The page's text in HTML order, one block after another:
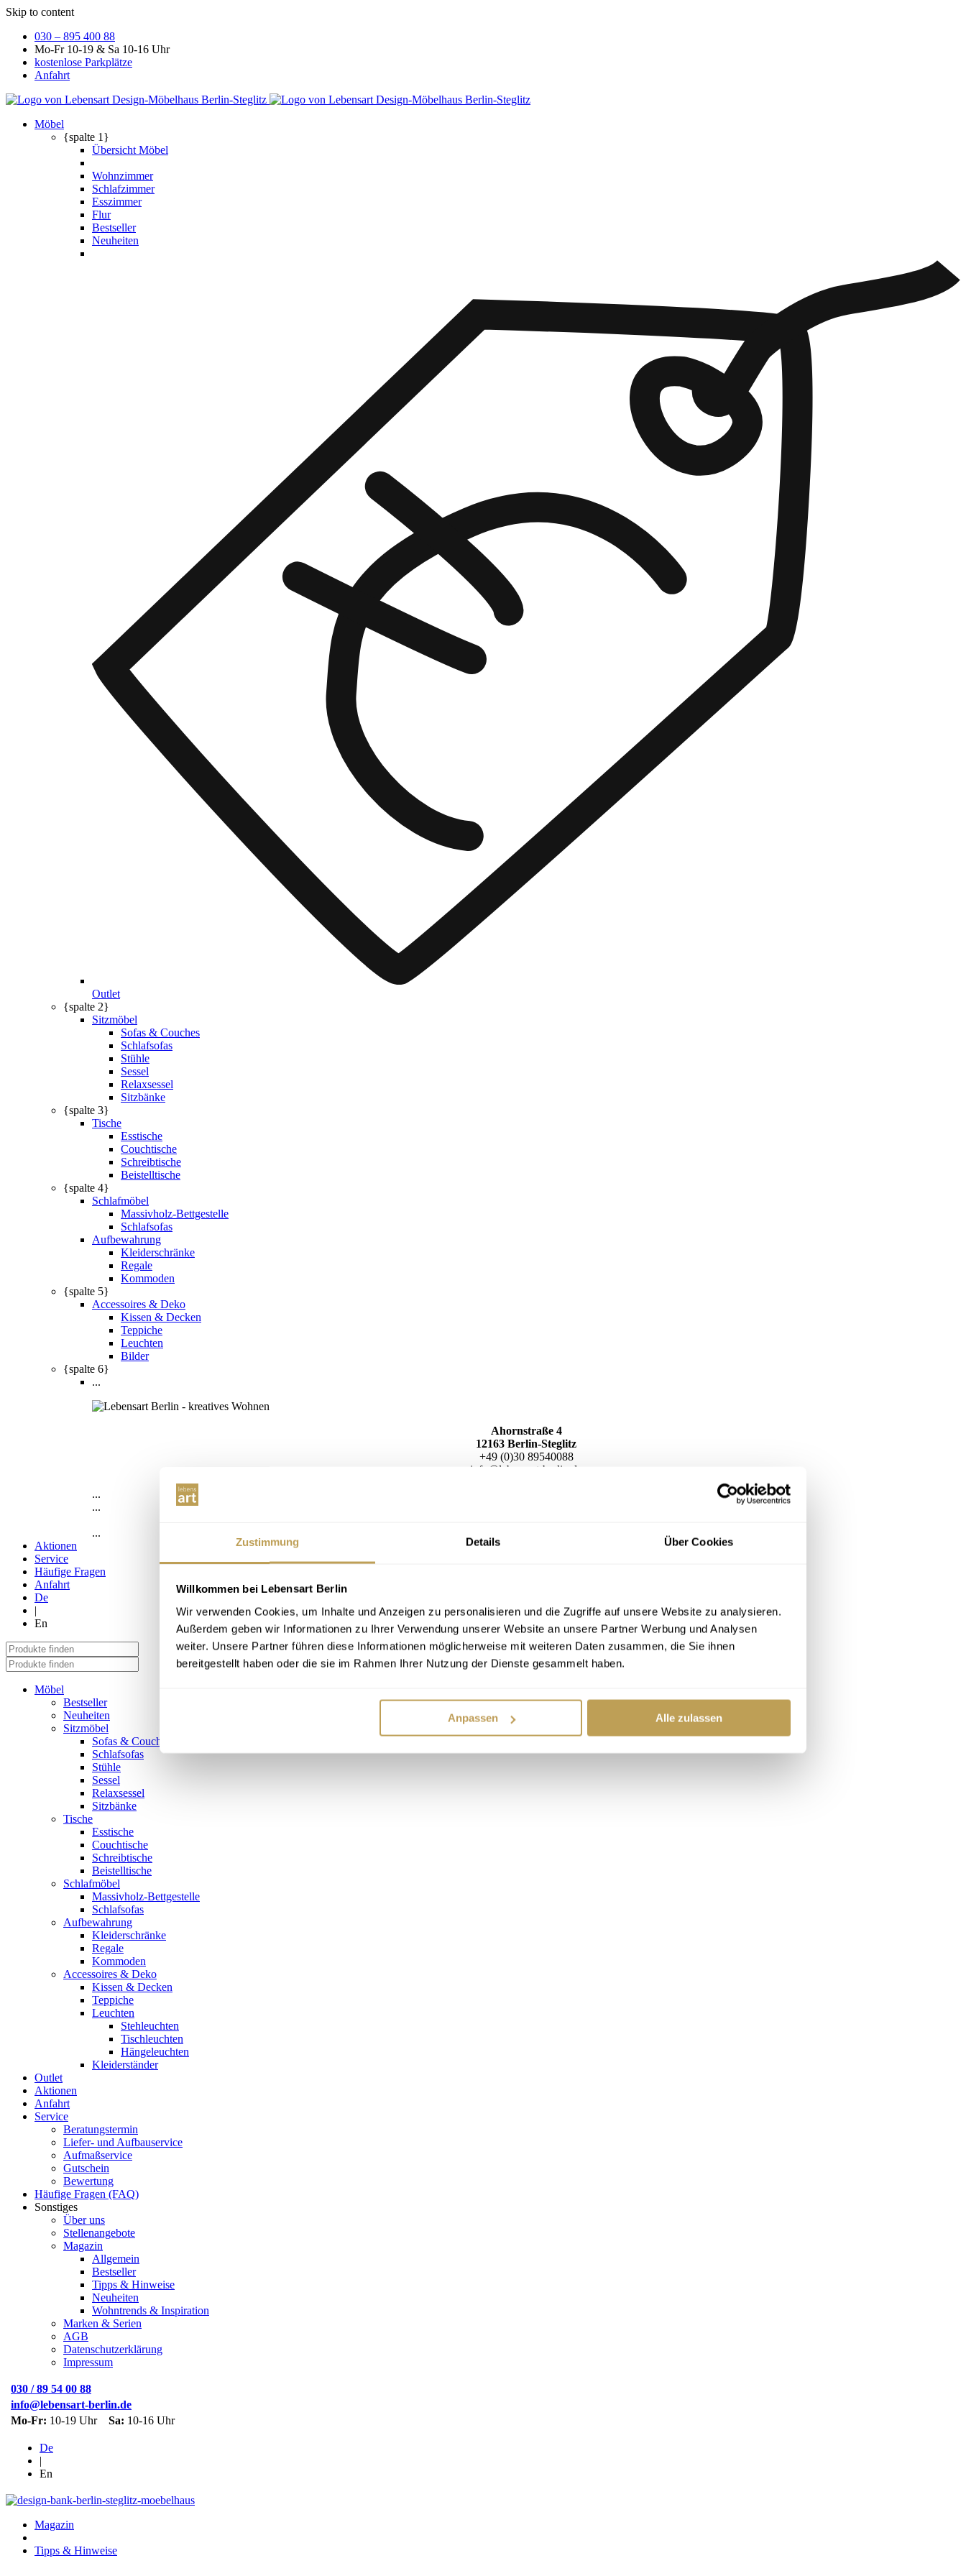
Zustimmung Details Über Cookies
Willkommen bei Lebensart Berlin
Wir verwenden Cookies, um Inhalte und Anzeigen zu personalisieren und die Zugriffe auf unsere Website zu analysieren.
Außerdem geben wir Informationen zu Ihrer Verwendung unserer Website an unsere Partner Werbung und Analysen
weiter. Unsere Partner führen diese Informationen möglicherweise mit weiteren Daten zusammen, die Sie ihnen
bereitgestellt haben oder die sie im Rahmen Ihrer Nutzung der Dienste gesammelt haben.
Anpassen Alle zulassen
Skip to content
030 – 895 400 88
Mo-Fr 10-19 & Sa 10-16 Uhr
kostenlose Parkplätze
Anfahrt
Möbel
{spalte 1}
Übersicht Möbel
Wohnzimmer
Schlafzimmer
Esszimmer
Flur
Bestseller
Neuheiten
Outlet
{spalte 2}
Sitzmöbel
Sofas & Couches
Schlafsofas
Stühle
Sessel
Relaxsessel
Sitzbänke
{spalte 3}
Tische
Esstische
Couchtische
Schreibtische
Beistelltische
{spalte 4}
Schlafmöbel
Massivholz-Bettgestelle
Schlafsofas
Aufbewahrung
Kleiderschränke
Regale
Kommoden
{spalte 5}
Accessoires & Deko
Kissen & Decken
Teppiche
Leuchten
Bilder
{spalte 6}
...
Ahornstraße 4
12163 Berlin-Steglitz
+49 (0)30 89540088
info@lebensart-berlin.de
...
...
...
Aktionen
Service
Häufige Fragen
Anfahrt
De
|
En
Möbel
Bestseller
Neuheiten
Sitzmöbel
Sofas & Couches
Schlafsofas
Stühle
Sessel
Relaxsessel
Sitzbänke
Tische
Esstische
Couchtische
Schreibtische
Beistelltische
Schlafmöbel
Massivholz-Bettgestelle
Schlafsofas
Aufbewahrung
Kleiderschränke
Regale
Kommoden
Accessoires & Deko
Kissen & Decken
Teppiche
Leuchten
Stehleuchten
Tischleuchten
Hängeleuchten
Kleiderständer
Outlet
Aktionen
Anfahrt
Service
Beratungstermin
Liefer- und Aufbauservice
Aufmaßservice
Gutschein
Bewertung
Häufige Fragen (FAQ)
Sonstiges
Über uns
Stellenangebote
Magazin
Allgemein
Bestseller
Tipps & Hinweise
Neuheiten
Wohntrends & Inspiration
Marken & Serien
AGB
Datenschutzerklärung
Impressum
030 / 89 54 00 88
info@lebensart-berlin.de
Mo-Fr: 10-19 Uhr Sa: 10-16 Uhr
De
|
En
Magazin
Tipps & Hinweise